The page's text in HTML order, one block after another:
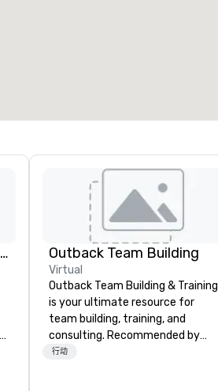
Silicon Valley Executive Academy Outback Team Building
Virtual
Outback Team Building & Training
is your ultimate resource for
team building, training, and
consulting. Recommended by
over 30,000+ corporate groups
行动